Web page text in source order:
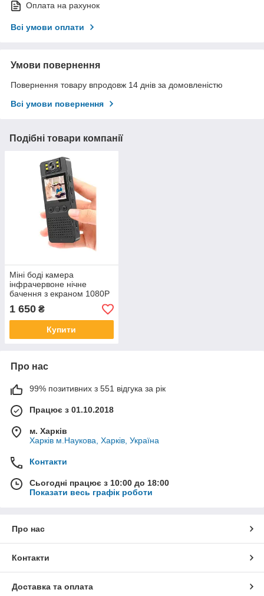
Оплата на рахунок
Всі умови оплати
Умови повернення
Повернення товару впродовж 14 днів за домовленістю
Всі умови повернення
Подібні товари компанії
Міні боді камера
інфрачервоне нічне
бачення з екраном 1080P
1 650 ₴
Купити
Про нас
99% позитивних з 551 відгука за рік
Працює з 01.10.2018
м. Харків
Харків м.Наукова, Харків, Україна
Контакти
Сьогодні працює з 10:00 до 18:00
Показати весь графік роботи
Про нас
Контакти
Доставка та оплата